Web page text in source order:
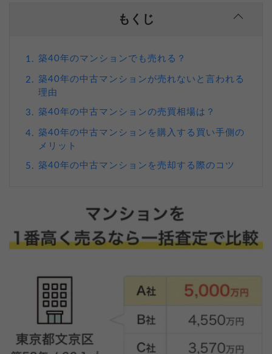
もくじ
1. 築40年のマンションでも売れる？
2. 築40年の中古マンションが売れないと言われる
理由
3. 築40年の中古マンションの売買相場は？
4. 築40年の中古マンションを購入する買い手側の
メリット
5. 築40年の中古マンションを売却する際のコツ